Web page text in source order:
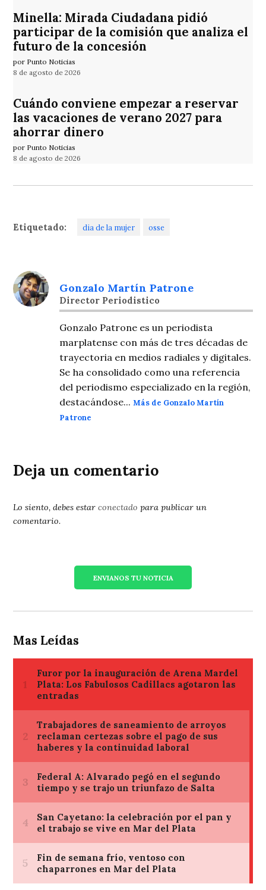
Minella: Mirada Ciudadana pidió
participar de la comisión que analiza el
futuro de la concesión
por Punto Noticias
8 de agosto de 2026
Cuándo conviene empezar a reservar
las vacaciones de verano 2027 para
ahorrar dinero
por Punto Noticias
8 de agosto de 2026
Etiquetado: dia de la mujer osse
Gonzalo Martín Patrone
Director Periodistico
Gonzalo Patrone es un periodista
marplatense con más de tres décadas de
trayectoria en medios radiales y digitales.
Se ha consolidado como una referencia
del periodismo especializado en la región,
destacándose...Más de Gonzalo Martín
Patrone
Deja un comentario
Lo siento, debes estarconectado para publicar un
comentario.
ENVIANOS TU NOTICIA
Mas Leídas